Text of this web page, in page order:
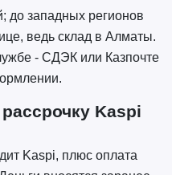
до западных регионов
ведь склад в Алматы.
- СДЭК или Казпочте
Kaspi
Kaspi, плюс оплата